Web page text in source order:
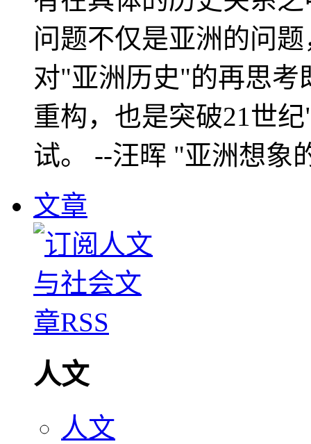
问题不仅是亚洲的问
对"亚洲历史"的再思考
重构，也是突破21世
试。 --汪晖 "亚洲想象
文章
人文
人文